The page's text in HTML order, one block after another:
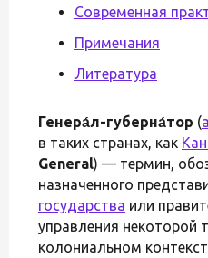
Современная
Примечания
Литература
Генера́л-губерна́тор (
в таких странах, как
General) — термин,
назначенного
государства или
управления некоторой
колониальном